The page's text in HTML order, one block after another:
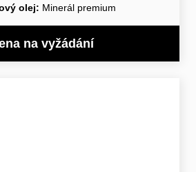
olej: Minerál premium
na vyžádání